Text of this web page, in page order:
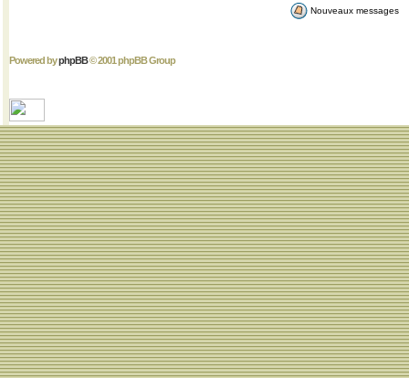
Nouveaux messages
Powered byphpBB© 2001 phpBB Group